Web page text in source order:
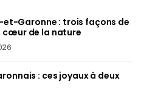
et-Garonne : trois façons de
cœur de la nature
: ces joyaux à deux